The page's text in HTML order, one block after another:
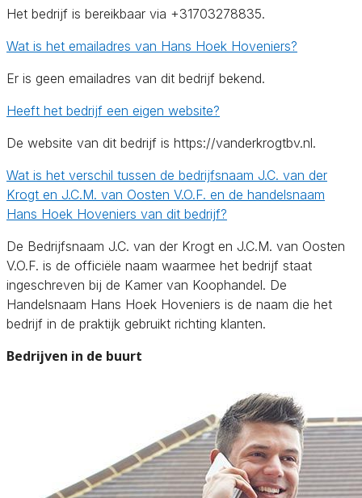
Het bedrijf is bereikbaar via +31703278835.
Wat is het emailadres van Hans Hoek Hoveniers?
Er is geen emailadres van dit bedrijf bekend.
Heeft het bedrijf een eigen website?
De website van dit bedrijf is https://vanderkrogtbv.nl.
Wat is het verschil tussen de bedrijfsnaam J.C. van der
Krogt en J.C.M. van Oosten V.O.F. en de handelsnaam
Hans Hoek Hoveniers van dit bedrijf?
De Bedrijfsnaam J.C. van der Krogt en J.C.M. van Oosten
V.O.F. is de officiële naam waarmee het bedrijf staat
ingeschreven bij de Kamer van Koophandel. De
Handelsnaam Hans Hoek Hoveniers is de naam die het
bedrijf in de praktijk gebruikt richting klanten.
Bedrijven in de buurt